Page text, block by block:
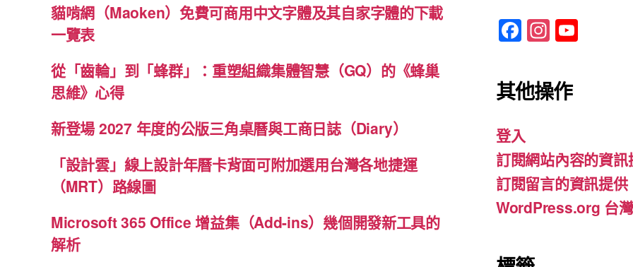
貓啃網（Maoken）免費可商用中文字體及其自家字體的下載
一覽表
從「齒輪」到「蜂群」：重塑組織集體智慧（GQ）的《蜂巢
思維》心得
新登場 2027 年度的公版三角桌曆與工商日誌（Diary）
「設計雲」線上設計年曆卡背面可附加選用台灣各地捷運
（MRT）路線圖
Microsoft 365 Office 增益集（Add-ins）幾個開發新工具的
解析
F
a
c
e
o
o
k
In
st
a
gr
m b
e
其他操作
登入
訂閱網站內容的資訊
訂閱留言的資訊提供
WordPress.org 台